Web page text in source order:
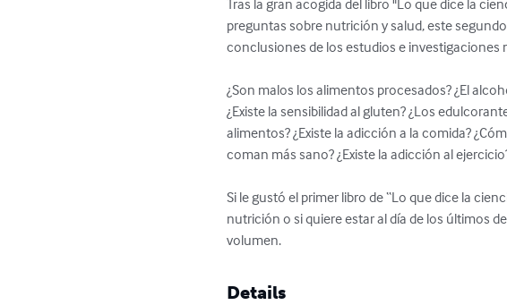
Tras la gran acogida del libro "Lo que dice la
preguntas sobre nutrición y salud, este
conclusiones de los estudios e investigaciones
¿Son malos los alimentos procesados? ¿El
¿Existe la sensibilidad al gluten? ¿Los
alimentos? ¿Existe la adicción a la comida?
coman más sano? ¿Existe la adicción al
Si le gustó el primer libro de “Lo que dice la
nutrición o si quiere estar al día de los últimos
volumen.
Details